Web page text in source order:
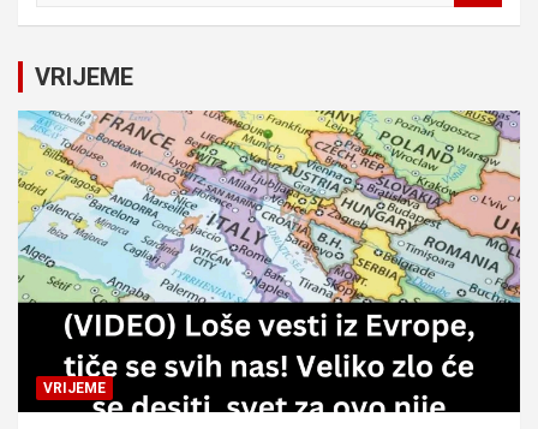
c
h
VRIJEME
VRIJEME